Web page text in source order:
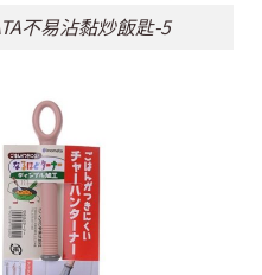
不易沾黏炒飯匙-5